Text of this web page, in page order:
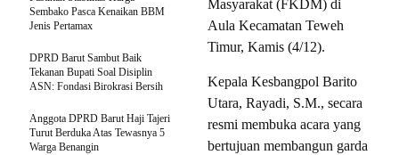
Masyarakat (FKDM) di
Aula Kecamatan Teweh
Timur, Kamis (4/12).
Kepala Kesbangpol Barito
Utara, Rayadi, S.M., secara
resmi membuka acara yang
bertujuan membangun garda
Sembako Pasca Kenaikan BBM
Jenis Pertamax
DPRD Barut Sambut Baik
Tekanan Bupati Soal Disiplin
ASN: Fondasi Birokrasi Bersih
Anggota DPRD Barut Haji Tajeri
Turut Berduka Atas Tewasnya 5
Warga Benangin